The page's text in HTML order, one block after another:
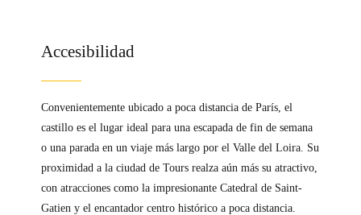
Accesibilidad
Convenientemente ubicado a poca distancia de París, el
castillo es el lugar ideal para una escapada de fin de semana
o una parada en un viaje más largo por el Valle del Loira. Su
proximidad a la ciudad de Tours realza aún más su atractivo,
con atracciones como la impresionante Catedral de Saint-
Gatien y el encantador centro histórico a poca distancia.